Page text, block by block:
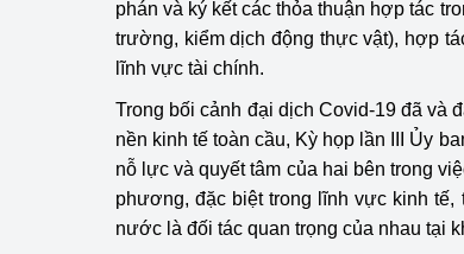
phán và ký kết các thỏa thuận hợp tác
trường, kiểm dịch động thực vật), hợp
lĩnh vực tài chính.
Trong bối cảnh đại dịch Covid-19 đã và
nền kinh tế toàn cầu, Kỳ họp lần III Ủy
nỗ lực và quyết tâm của hai bên trong
phương, đặc biệt trong lĩnh vực kinh
nước là đối tác quan trọng của nhau tại